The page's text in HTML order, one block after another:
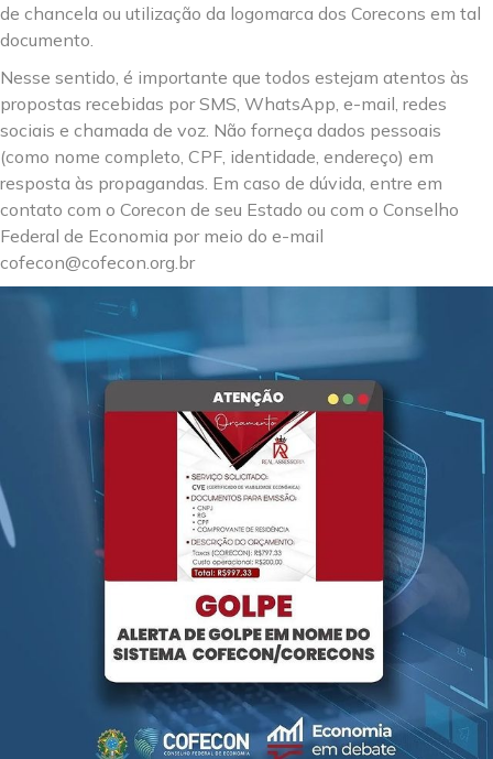
de chancela ou utilização da logomarca dos Corecons em tal
documento.
Nesse sentido, é importante que todos estejam atentos às
propostas recebidas por SMS, WhatsApp, e-mail, redes
sociais e chamada de voz. Não forneça dados pessoais
(como nome completo, CPF, identidade, endereço) em
resposta às propagandas. Em caso de dúvida, entre em
contato com o Corecon de seu Estado ou com o Conselho
Federal de Economia por meio do e-mail
cofecon@cofecon.org.br